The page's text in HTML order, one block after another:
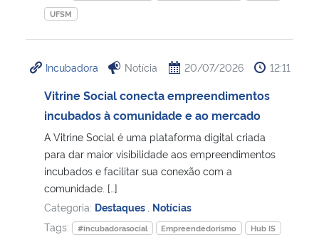
UFSM
Incubadora Notícia 20/07/2026 12:11
Vitrine Social conecta empreendimentos
incubados à comunidade e ao mercado
A Vitrine Social é uma plataforma digital criada
para dar maior visibilidade aos empreendimentos
incubados e facilitar sua conexão com a
comunidade. […]
Categoria: Destaques Notícias
Tags:
#incubadorasocial Empreendedorismo
Hub IS